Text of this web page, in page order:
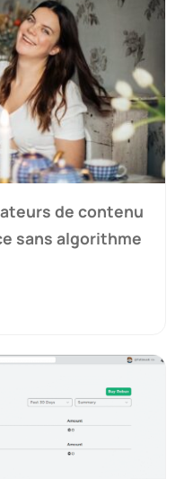
de contenu
sans algorithme